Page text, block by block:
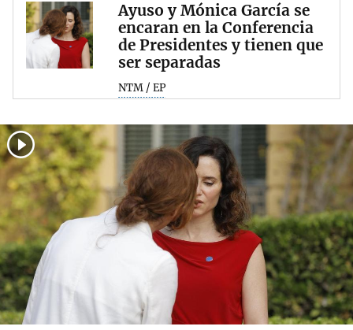
Ayuso y Mónica García se
encaran en la Conferencia
de Presidentes y tienen que
ser separadas
NTM / EP